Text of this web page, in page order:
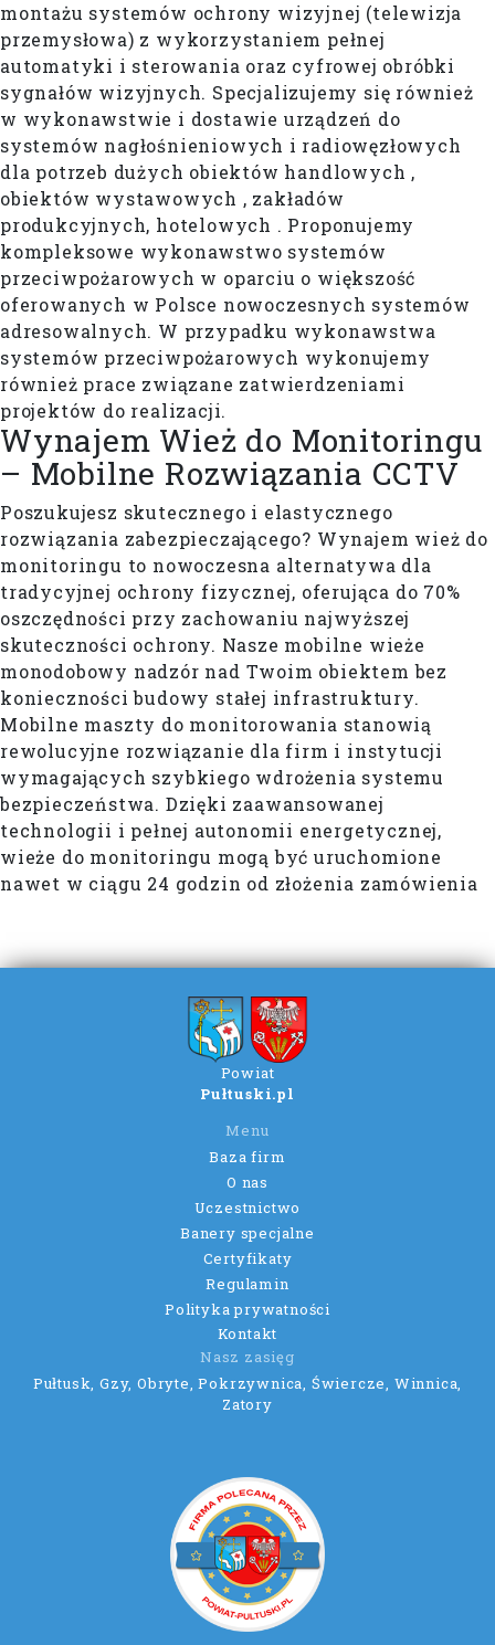
montażu systemów ochrony wizyjnej (telewizja
przemysłowa) z wykorzystaniem pełnej
automatyki i sterowania oraz cyfrowej obróbki
sygnałów wizyjnych. Specjalizujemy się również
w wykonawstwie i dostawie urządzeń do
systemów nagłośnieniowych i radiowęzłowych
dla potrzeb dużych obiektów handlowych ,
obiektów wystawowych , zakładów
produkcyjnych, hotelowych . Proponujemy
kompleksowe wykonawstwo systemów
przeciwpożarowych w oparciu o większość
oferowanych w Polsce nowoczesnych systemów
adresowalnych. W przypadku wykonawstwa
systemów przeciwpożarowych wykonujemy
również prace związane zatwierdzeniami
projektów do realizacji.
Wynajem Wież do Monitoringu
– Mobilne Rozwiązania CCTV
Poszukujesz skutecznego i elastycznego
rozwiązania zabezpieczającego? Wynajem wież do
monitoringu to nowoczesna alternatywa dla
tradycyjnej ochrony fizycznej, oferująca do 70%
oszczędności przy zachowaniu najwyższej
skuteczności ochrony. Nasze mobilne wieże
monodobowy nadzór nad Twoim obiektem bez
konieczności budowy stałej infrastruktury.
Mobilne maszty do monitorowania stanowią
rewolucyjne rozwiązanie dla firm i instytucji
wymagających szybkiego wdrożenia systemu
bezpieczeństwa. Dzięki zaawansowanej
technologii i pełnej autonomii energetycznej,
wieże do monitoringu mogą być uruchomione
nawet w ciągu 24 godzin od złożenia zamówienia
Powiat
Pułtuski.pl
Menu
Baza firm
O nas
Uczestnictwo
Banery specjalne
Certyfikaty
Regulamin
Polityka prywatności
Kontakt
Nasz zasięg
Pułtusk, Gzy, Obryte, Pokrzywnica, Świercze, Winnica,
Zatory